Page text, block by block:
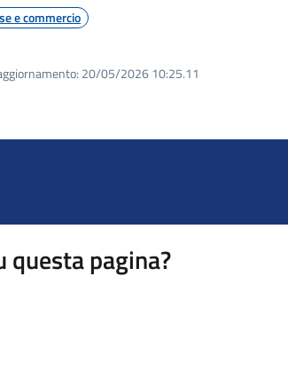
e commercio
20/05/2026 10:25.11
questa pagina?